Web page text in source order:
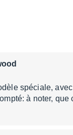
spéciale,
à noter,